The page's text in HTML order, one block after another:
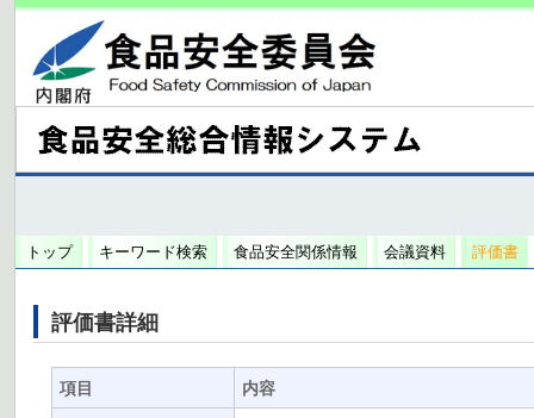
トップ キーワード検索 食品安全関係情報 会議資料 評価書
評価書詳細
項目 内容